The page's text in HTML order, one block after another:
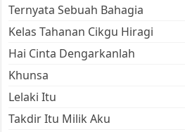
Ternyata Sebuah Bahagia
Kelas Tahanan Cikgu Hiragi
Hai Cinta Dengarkanlah
Khunsa
Lelaki Itu
Takdir Itu Milik Aku